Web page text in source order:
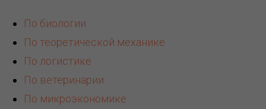
По биологии
По теоретической механике
По логистике
По ветеринарии
По микроэкономике